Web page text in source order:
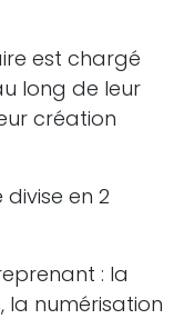
est chargé
long de leur
création
en 2
: la
la numérisation